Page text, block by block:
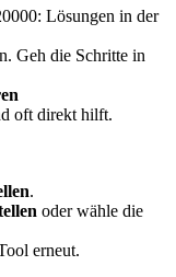
Lösungen in der
Geh die Schritte in
oft direkt hilft.
.
oder wähle die
erneut.